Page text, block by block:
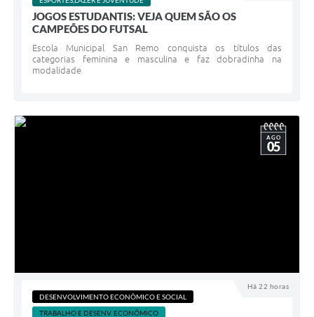
JOGOS ESTUDANTIS: VEJA QUEM SÃO OS
CAMPEÕES DO FUTSAL
Escola Municipal San Remo conquista os títulos das
categorias feminina e masculina e faz dobradinha na
modalidade
Há 22 horas
AGO
05
DESENVOLVIMENTO ECONÔMICO E SOCIAL
TRABALHO E DESENV. ECONÔMICO